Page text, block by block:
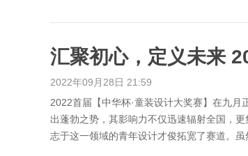
2022年09月28日 21:59
2022首届【中华杯·童装设计大奖赛】在九
出蓬勃之势，其影响力不仅迅速辐射全国，
志于这一领域的青年设计才俊拓宽了赛道。